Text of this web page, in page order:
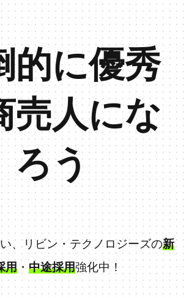
的に優秀
売人にな
ろう
、リビン・テクノロジーズの新
用 ・中途採用強化中！